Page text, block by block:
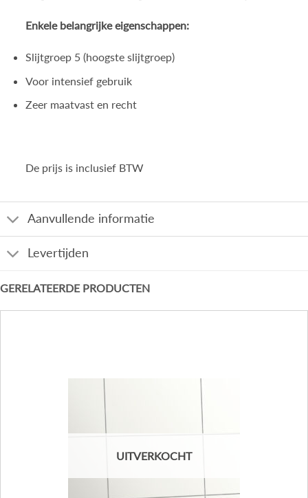
Enkele belangrijke eigenschappen:
Slijtgroep 5 (hoogste slijtgroep)
Voor intensief gebruik
Zeer maatvast en recht
De prijs is inclusief BTW
Aanvullende informatie
Levertijden
GERELATEERDE PRODUCTEN
UITVERKOCHT